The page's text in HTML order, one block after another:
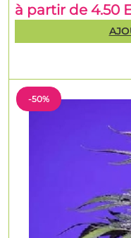
-50%
à partir de 4.50